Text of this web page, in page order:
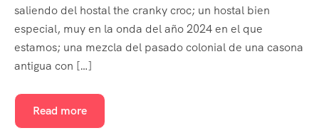
saliendo del hostal the cranky croc; un hostal bien
especial, muy en la onda del año 2024 en el que
estamos; una mezcla del pasado colonial de una casona
antigua con […]
Read more